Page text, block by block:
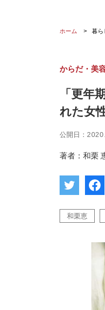
ホーム 暮ら
からだ・美
「更年
れた女
公開日：
著者：和栗
和栗恵